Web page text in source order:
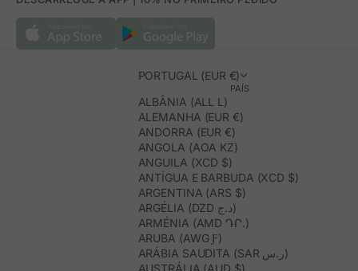
PORTUGAL (EUR €)
PAÍS
ALBÂNIA (ALL L)
ALEMANHA (EUR €)
ANDORRA (EUR €)
ANGOLA (AOA KZ)
ANGUILA (XCD $)
ANTÍGUA E BARBUDA (XCD $)
ARGENTINA (ARS $)
ARGÉLIA (DZD د.ج)
ARMÉNIA (AMD ԴՐ.)
ARUBA (AWG Ƒ)
ARÁBIA SAUDITA (SAR ر.س)